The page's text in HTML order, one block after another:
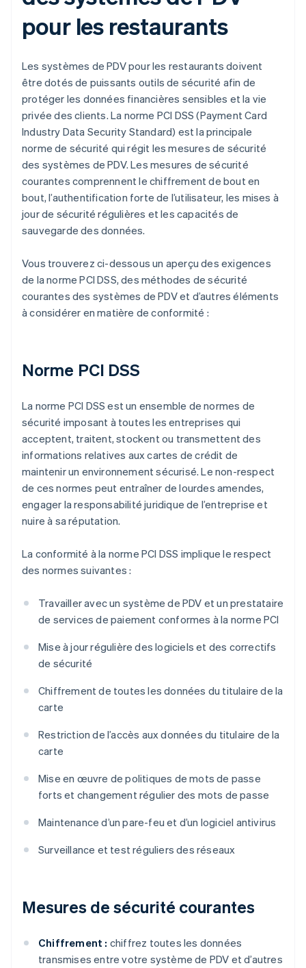
pour les restaurants
Les systèmes de PDV pour les restaurants doivent
être dotés de puissants outils de sécurité afin de
protéger les données financières sensibles et la vie
privée des clients. La norme PCI DSS (Payment Card
Industry Data Security Standard) est la principale
norme de sécurité qui régit les mesures de sécurité
des systèmes de PDV. Les mesures de sécurité
courantes comprennent le chiffrement de bout en
bout, l’authentification forte de l’utilisateur, les mises à
jour de sécurité régulières et les capacités de
sauvegarde des données.
Vous trouverez ci-dessous un aperçu des exigences
de la norme PCI DSS, des méthodes de sécurité
courantes des systèmes de PDV et d’autres éléments
à considérer en matière de conformité :
Norme PCI DSS
La norme PCI DSS est un ensemble de normes de
sécurité imposant à toutes les entreprises qui
acceptent, traitent, stockent ou transmettent des
informations relatives aux cartes de crédit de
maintenir un environnement sécurisé. Le non-respect
de ces normes peut entraîner de lourdes amendes,
engager la responsabilité juridique de l’entreprise et
nuire à sa réputation.
La conformité à la norme PCI DSS implique le respect
des normes suivantes :
Travailler avec un système de PDV et un prestataire
de services de paiement conformes à la norme PCI
Mise à jour régulière des logiciels et des correctifs
de sécurité
Chiffrement de toutes les données du titulaire de la
carte
Restriction de l’accès aux données du titulaire de la
carte
Mise en œuvre de politiques de mots de passe
forts et changement régulier des mots de passe
Maintenance d’un pare-feu et d’un logiciel antivirus
Surveillance et test réguliers des réseaux
Mesures de sécurité courantes
Chiffrement : chiffrez toutes les données
transmises entre votre système de PDV et d’autres